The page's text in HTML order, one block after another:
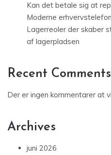
Kan det betale sig at
Moderne
Lagerreoler der skaber
af lagerpladsen
Recent Comments
Der er ingen kommentarer at
Archives
juni 2026